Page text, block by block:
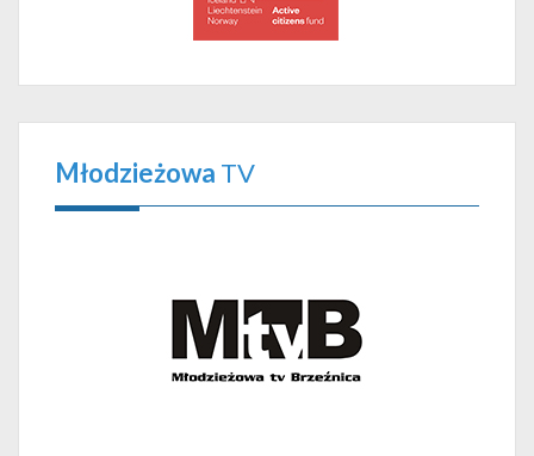
Młodzieżowa TV